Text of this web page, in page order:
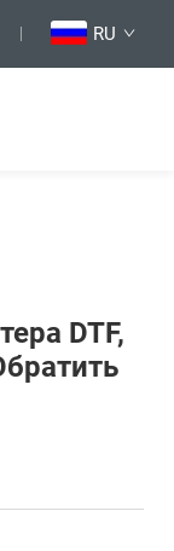
RU
DTF,